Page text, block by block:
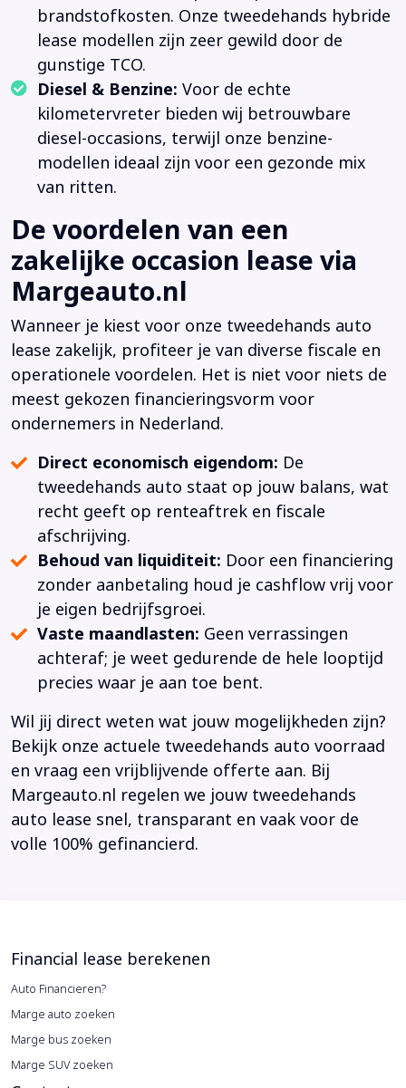
brandstofkosten. Onze tweedehands hybride
lease modellen zijn zeer gewild door de
gunstige TCO.
Diesel & Benzine: Voor de echte
kilometervreter bieden wij betrouwbare
diesel-occasions, terwijl onze benzine-
modellen ideaal zijn voor een gezonde mix
van ritten.
De voordelen van een
zakelijke occasion lease via
Margeauto.nl
Wanneer je kiest voor onze tweedehands auto
lease zakelijk, profiteer je van diverse fiscale en
operationele voordelen. Het is niet voor niets de
meest gekozen financieringsvorm voor
ondernemers in Nederland.
Direct economisch eigendom: De
tweedehands auto staat op jouw balans, wat
recht geeft op renteaftrek en fiscale
afschrijving.
Behoud van liquiditeit: Door een financiering
zonder aanbetaling houd je cashflow vrij voor
je eigen bedrijfsgroei.
Vaste maandlasten: Geen verrassingen
achteraf; je weet gedurende de hele looptijd
precies waar je aan toe bent.
Wil jij direct weten wat jouw mogelijkheden zijn?
Bekijk onze actuele tweedehands auto voorraad
en vraag een vrijblijvende offerte aan. Bij
Margeauto.nl regelen we jouw tweedehands
auto lease snel, transparant en vaak voor de
volle 100% gefinancierd.
Financial lease berekenen
Auto Financieren?
Marge auto zoeken
Marge bus zoeken
Marge SUV zoeken